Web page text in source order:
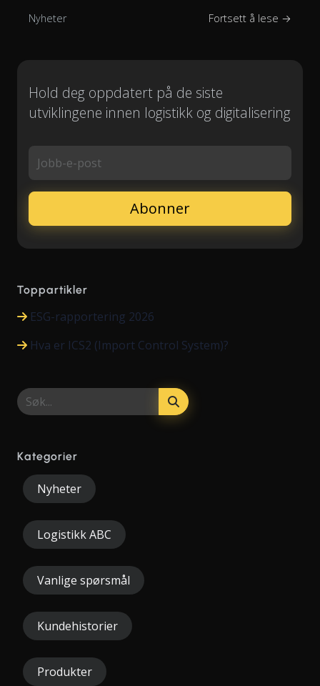
Nyheter Fortsett å lese →
Hold deg oppdatert på de siste
utviklingene innen logistikk og digitalisering
Jobb-e-post
Toppartikler
ESG-rapportering 2026
Hva er ICS2 (Import Control System)?
Kategorier
Nyheter
Logistikk ABC
Vanlige spørsmål
Kundehistorier
Produkter